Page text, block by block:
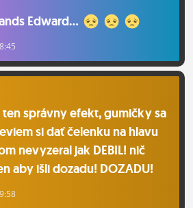
Edward...
ten správny efekt, gumičky sa
si dať čelenku na hlavu
nevyzeral jak DEBIL! nič
aby išli dozadu! DOZADU!